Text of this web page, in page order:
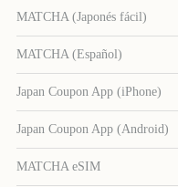
MATCHA (Japonés fácil)
MATCHA (Español)
Japan Coupon App (iPhone)
Japan Coupon App (Android)
MATCHA eSIM